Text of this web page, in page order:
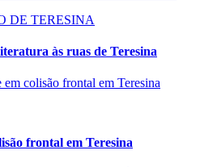
DE TERESINA
às ruas de Teresina
frontal em Teresina